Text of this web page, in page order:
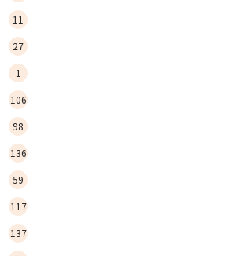
11
27
1
106
98
136
59
117
137